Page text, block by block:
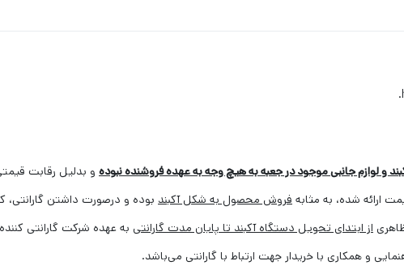
لوازم جانبی موجود در جعبه به هیچ وجه به عهده فروشنده نبوده و بدلیل رقابت
ارائه شده، به مثابه فروش محصول به شکل آکبند بوده و درصورت داشتن گارانتی،
از ابتدای تحویل دستگاه آکبند تا پایان مدت گارانتی به عهده شرکت گارانتی کننده
و همکاری با خریدار جهت ارتباط با گارانتی می‌باشد.